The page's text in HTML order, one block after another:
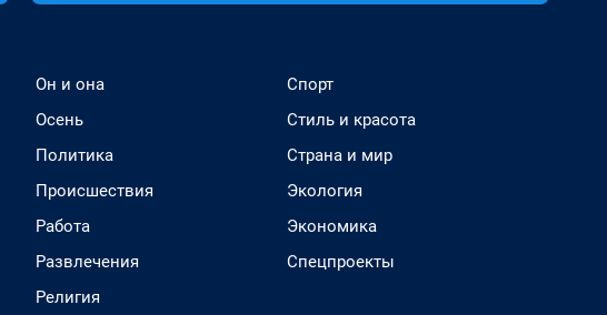
Он и она
Осень
Политика
Происшествия
Работа
Развлечения
Религия
Спорт
Стиль и красота
Страна и мир
Экология
Экономика
Спецпроекты